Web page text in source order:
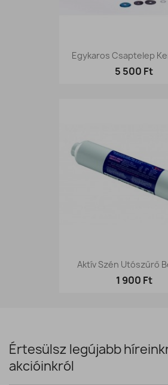
Egykaros Csaptelep
5 500 Ft
Aktív Szén Utószűrő
1 900 Ft
Értesülsz legújabb
akcióinkról